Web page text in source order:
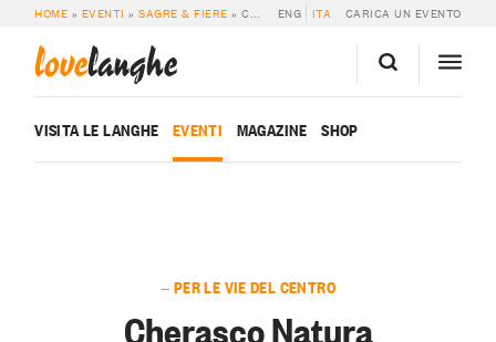
HOME » EVENTI »SAGRE & FIERE »CHERASCO NATURA ENG ITA CARICA UN EVENTO
lovelanghe
VISITA LE LANGHE EVENTI MAGAZINE SHOP
— PER LE VIE DEL CENTRO
Cherasco Natura